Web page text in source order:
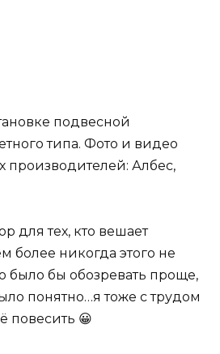
подвесной
типа. Фото и видео
производителей: Албес,
для тех, кто вешает
более никогда этого не
было бы обозревать проще,
понятно…я тоже с трудом
повесить 😀